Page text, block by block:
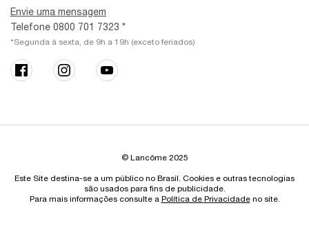
Envie uma mensagem
Telefone 0800 701 7323 *
*Segunda à sexta, de 9h a 19h (exceto feriados)
© Lancôme 2025
Este Site destina-se a um público no Brasil. Cookies e outras tecnologias
são usados para fins de publicidade.
Para mais informações consulte a Política de Privacidadeno site.